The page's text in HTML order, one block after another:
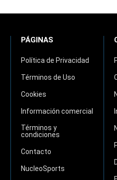
PÁGINAS
Política de Privacidad
Términos de Uso
Cookies
Información comercial
Términos y
condiciones
Contacto
NucleoSports